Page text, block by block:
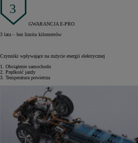
GWARANCJA E-PRO
3 lata – bez limitu kilometrów
Czynniki wpływające na zużycie energii elektrycznej
1. Obciążenie samochodu
2. Prędkość jazdy
3. Temperatura powietrza